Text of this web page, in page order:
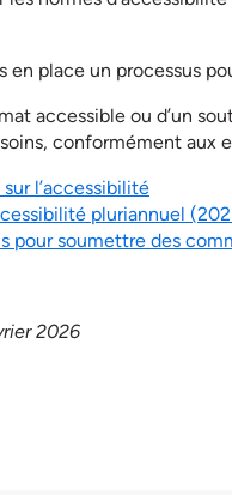
en place un processus
accessible ou d’un
conformément aux
l’accessibilité
pluriannuel
pour soumettre des
2026